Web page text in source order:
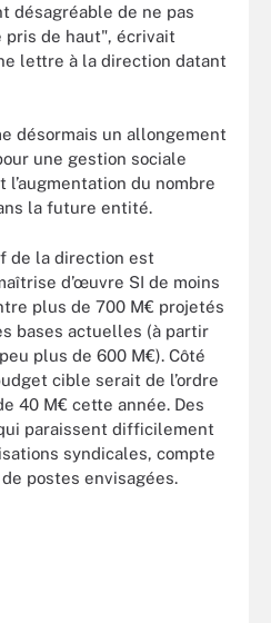
désagréable de ne pas
pris de haut", écrivait
lettre à la direction datant
désormais un allongement
une gestion sociale
du nombre
la future entité.
de la direction est
d’œuvre SI de moins
plus de 700 M€ projetés
bases actuelles (à partir
plus de 600 M€). Côté
cible serait de l’ordre
40 M€ cette année. Des
paraissent difficilement
syndicales, compte
postes envisagées.